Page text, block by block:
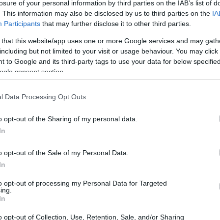
of your personal information by third parties on the IAB’s list of
This information may also be disclosed by us to third parties on the
Participants that may further disclose it to other third parties.
that this website/app uses one or more Google services and may
but not limited to your visit or usage behaviour. You may
to Google and its third-party tags to use your data for below
consent section.
Data Processing Opt Outs
opt-out of the Sharing of my personal data.
opt-out of the Sale of my Personal Data.
opt-out of processing my Personal Data for Targeted
opt-out of Collection, Use, Retention, Sale, and/or Sharing
di Nicol
La scelta di un nome così specifico non è
in un mondo dove spesso ci si perde tra le
a toccare le corde più profonde dell’anima di chi
mondo interiore, un invito a scoprire storie che
tempo.
sue canzoni
I suoi testi, caratterizzati da una profondità rara,
alla luce sentimenti e ricordi che spesso
ma un vero e proprio racconto di
a trasmettere sensazioni di libertà e